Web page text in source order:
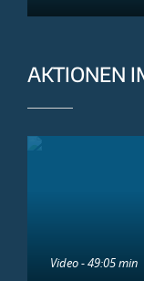
AKTIONEN
Video - 49:05 min